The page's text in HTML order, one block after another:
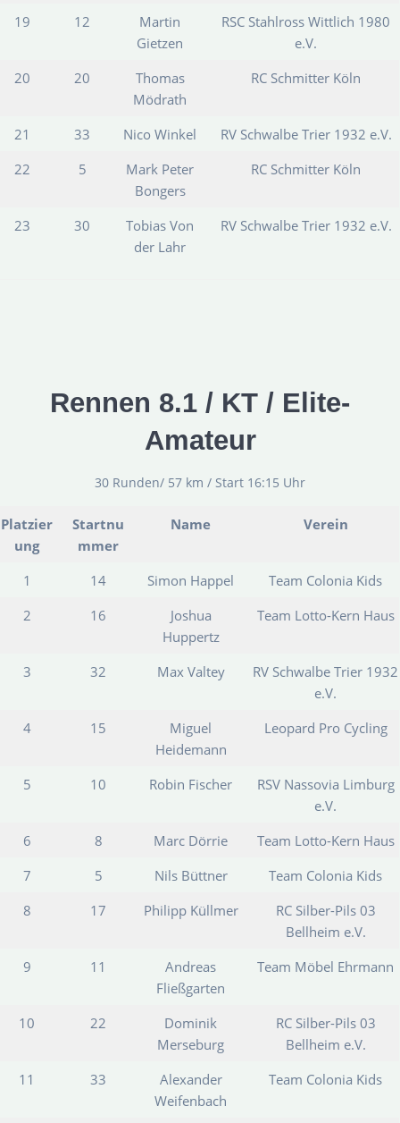
19 12
Martin
Gietzen
RSC Stahlross Wittlich 1980
e.V.
20
20
Thomas
Mödrath
RC Schmitter Köln
21 33 Nico Winkel
RV Schwalbe Trier 1932 e.V.
22
5
Mark Peter
Bongers
RC Schmitter Köln
23 30
Tobias Von
der Lahr
RV Schwalbe Trier 1932 e.V.
Rennen 8.1 / KT / Elite-
Amateur
30 Runden/ 57 km / Start 16:15 Uhr
Platzier
ung
Startnu
mmer
Name Verein
1 14 Simon Happel
Team Colonia Kids
2
16
Joshua
Huppertz
Team Lotto-Kern Haus
3 32 Max Valtey
RV Schwalbe Trier 1932
e.V.
4
15
Miguel
Heidemann
Leopard Pro Cycling
5 10 Robin Fischer
RSV Nassovia Limburg
e.V.
6
8 Marc Dörrie
Team Lotto-Kern Haus
7
5 Nils Büttner
Team Colonia Kids
8
17 Philipp Küllmer
RC Silber-Pils 03
Bellheim e.V.
9
11
Andreas
Fließgarten
Team Möbel Ehrmann
10 22
Dominik
Merseburg
RC Silber-Pils 03
Bellheim e.V.
11
33
Alexander
Weifenbach
Team Colonia Kids